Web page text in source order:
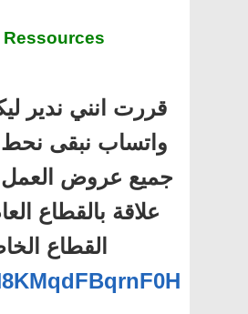
Ressources
قررت انني ندير
واتساب نبقى نحط
جميع عروض العمل
علاقة بالقطاع
القطاع